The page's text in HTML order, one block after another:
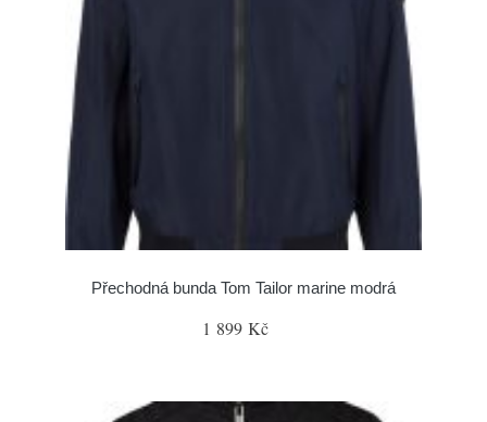
Přechodná bunda Tom Tailor marine modrá
1 899 Kč